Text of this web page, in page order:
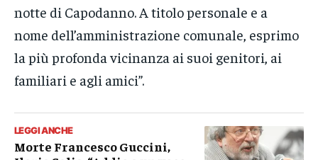
notte di Capodanno. A titolo personale e a
nome dell’amministrazione comunale, esprimo
la più profonda vicinanza ai suoi genitori, ai
familiari e agli amici”.
LEGGI ANCHE
Morte Francesco Guccini,